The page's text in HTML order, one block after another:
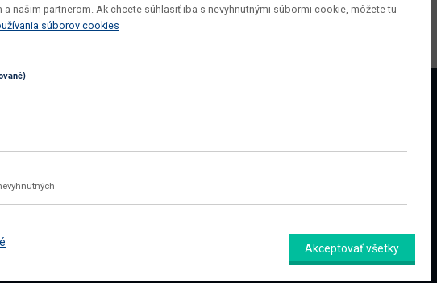
tovaru do 30 dní
pohodlie pre vás
Top ceny
Reklamačný formulár
Odstúpiť od zmluvy tu
našim partnerom. Ak chcete súhlasiť iba s nevyhnutnými súbormi cookie, môžete tu
súborov cookies
Akceptovať všetky